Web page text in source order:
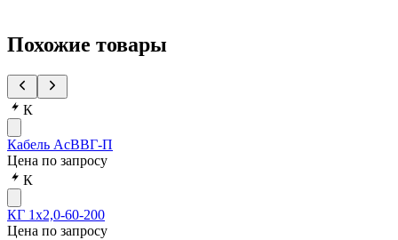
Похожие товары
К
Кабель АсВВГ-П
Цена по запросу
К
КГ 1х2,0-60-200
Цена по запросу